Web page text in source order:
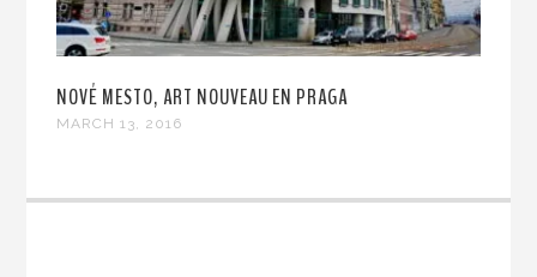
NOVÉ MESTO, ART NOUVEAU EN PRAGA
MARCH 13, 2016